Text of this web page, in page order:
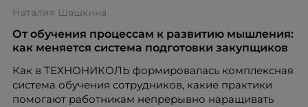
Наталия Шашкина
От обучения процессам к развитию мышления:
как меняется система подготовки закупщиков
Как в ТЕХНОНИКОЛЬ формировалась комплексная
система обучения сотрудников, какие практики
помогают работникам непрерывно наращивать